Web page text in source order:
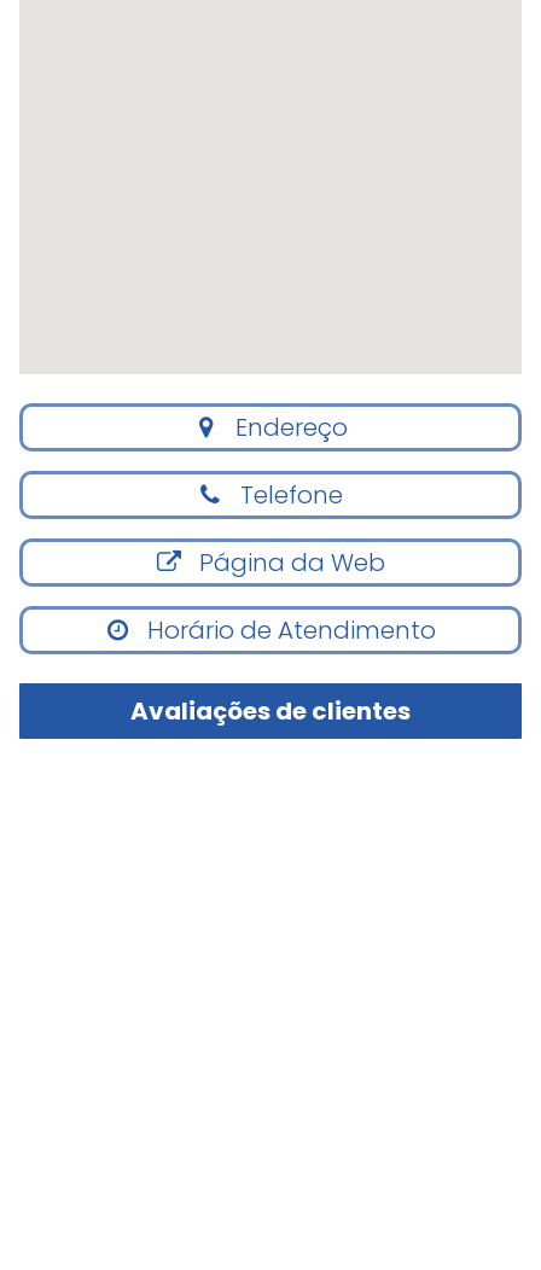
Endereço
Telefone
Página da Web
Horário de Atendimento
Avaliações de clientes